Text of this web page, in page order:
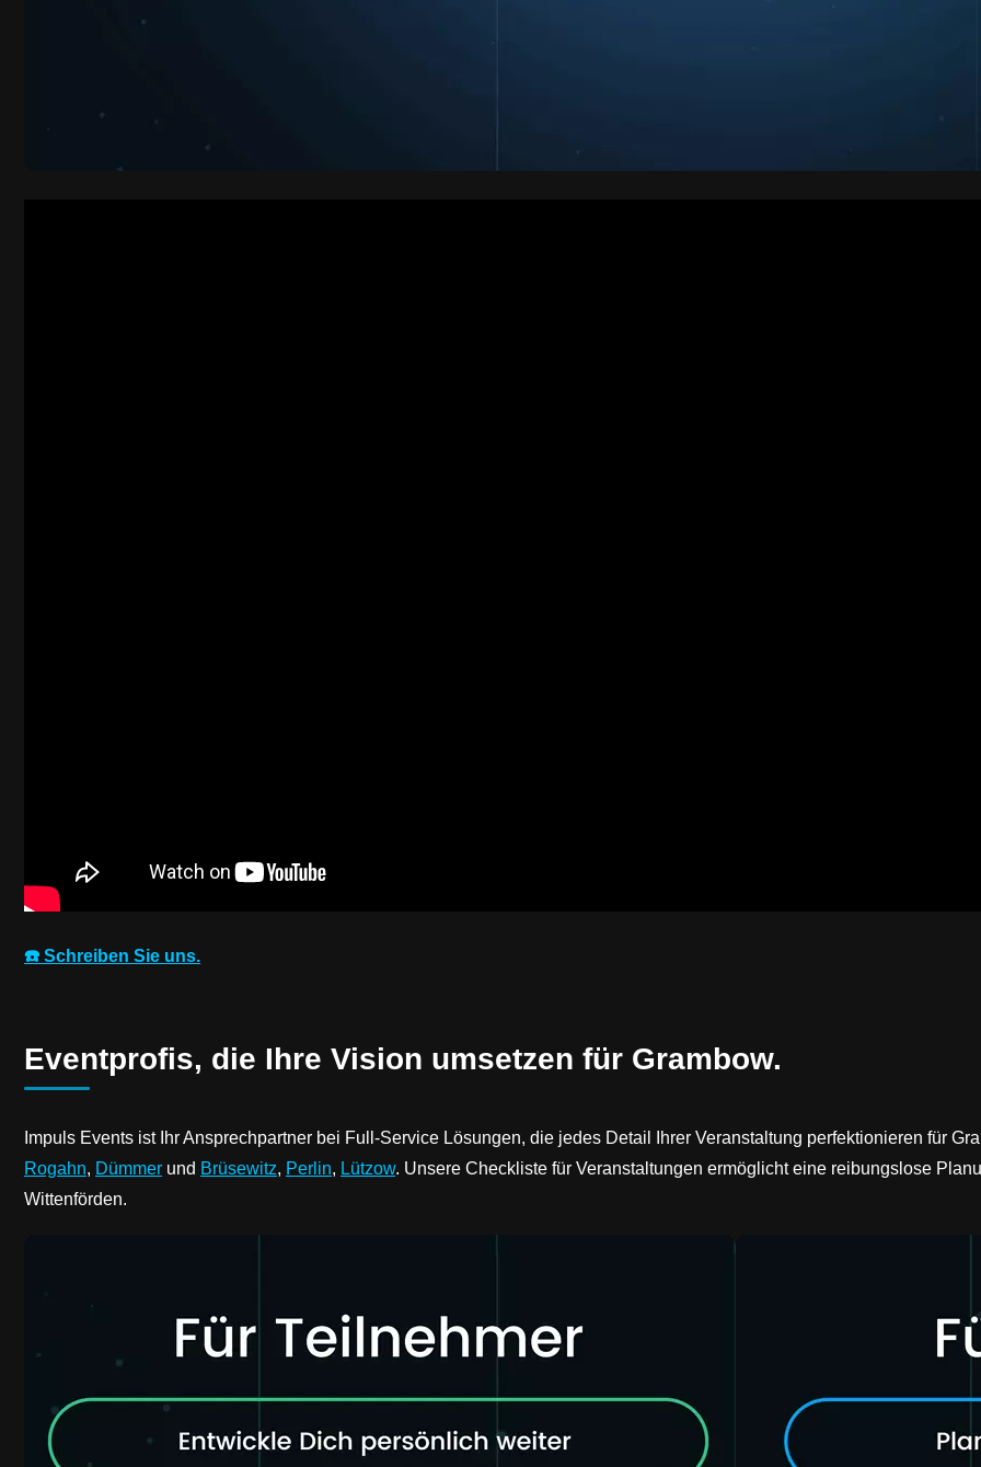
☎️ Schreiben Sie uns.
Eventprofis, die Ihre Vision umsetzen für Grambow.
Impuls Events ist Ihr Ansprechpartner bei Full-Service Lösungen, die jedes Detail Ihrer Veranstaltung perfektionieren für
Rogahn, Dümmer und Brüsewitz, Perlin, Lützow. Unsere Checkliste für Veranstaltungen ermöglicht eine reibungslose
Wittenförden.